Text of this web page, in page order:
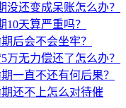
还变成呆账怎么办？
天算严重吗？
后会不会坐牢？
万无力偿还了怎么办？
一直不还有何后果？
还不上怎么对待催